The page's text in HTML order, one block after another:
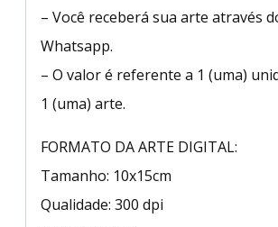
– Você receberá sua arte através
Whatsapp.
– O valor é referente a 1 (uma)
1 (uma) arte.
FORMATO DA ARTE DIGITAL:
Tamanho: 10x15cm
Qualidade: 300 dpi